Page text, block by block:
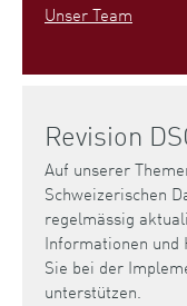
Unser Team
Revision
Auf unserer
Schweizerischen
regelmässig
Informationen
Sie bei der
unterstützen.